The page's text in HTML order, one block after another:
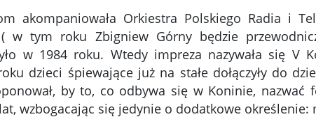
akompaniowała Orkiestra Polskiego Radia i
w tym roku Zbigniew Górny będzie
w 1984 roku. Wtedy impreza nazywała się V
dzieci śpiewające już na stałe dołączyły do
by to, co odbywa się w Koninie, nazwać
wzbogacając się jedynie o dodatkowe określenie: